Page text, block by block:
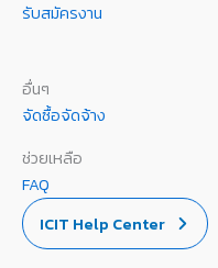
รับสมัครงาน
อื่นๆ
จัดซื้อจัดจ้าง
ช่วยเหลือ
FAQ
ICIT Help Center